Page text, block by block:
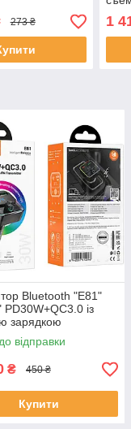
273 ₴ 1
Bluetooth "E81"
PD30W+QC3.0 із
зарядкою
відправки
₴ 450 ₴
Купити